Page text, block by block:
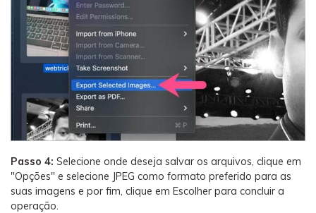
Passo 4: Selecione onde deseja salvar os arquivos, clique em
"Opções" e selecione JPEG como formato preferido para as
suas imagens e por fim, clique em Escolher para concluir a
operação.